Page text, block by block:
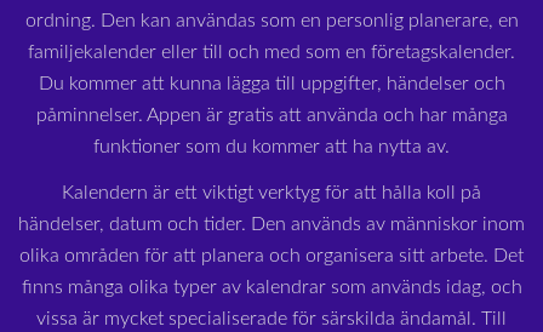
ordning. Den kan användas som en personlig planerare, en
familjekalender eller till och med som en företagskalender.
Du kommer att kunna lägga till uppgifter, händelser och
påminnelser. Appen är gratis att använda och har många
funktioner som du kommer att ha nytta av.
Kalendern är ett viktigt verktyg för att hålla koll på
händelser, datum och tider. Den används av människor inom
olika områden för att planera och organisera sitt arbete. Det
finns många olika typer av kalendrar som används idag, och
vissa är mycket specialiserade för särskilda ändamål. Till